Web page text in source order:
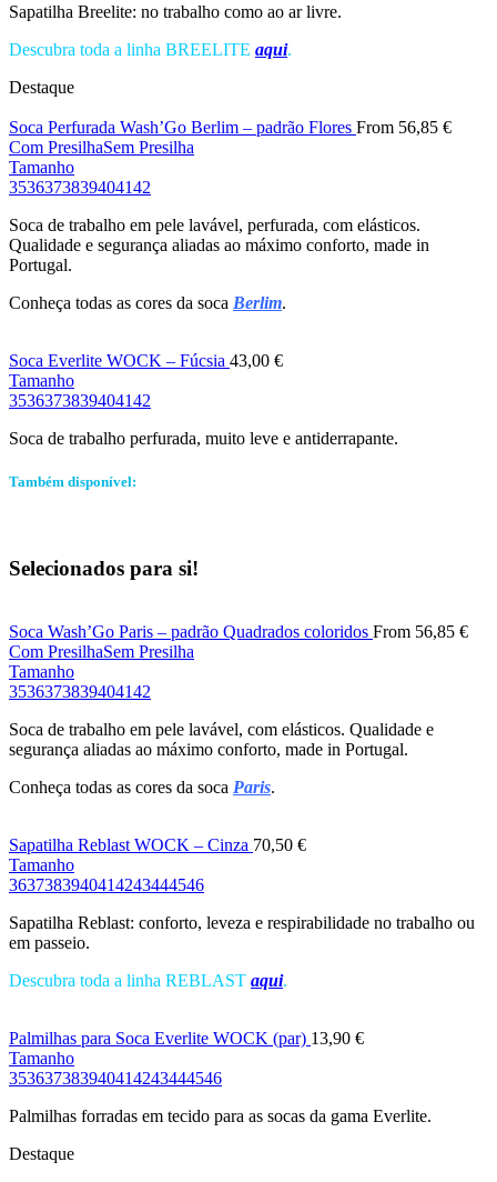
Sapatilha Breelite: no trabalho como ao ar livre.
Descubra toda a linha BREELITE aqui.
Destaque
Soca Perfurada Wash’Go Berlim – padrão Flores From 56,85 €
Com PresilhaSem Presilha
Tamanho
3536373839404142
Soca de trabalho em pele lavável, perfurada, com elásticos.
Qualidade e segurança aliadas ao máximo conforto, made in
Portugal.
Conheça todas as cores da soca Berlim.
Soca Everlite WOCK – Fúcsia 43,00 €
Tamanho
3536373839404142
Soca de trabalho perfurada, muito leve e antiderrapante.
Também disponível:
Selecionados para si!
Soca Wash’Go Paris – padrão Quadrados coloridos From 56,85 €
Com PresilhaSem Presilha
Tamanho
3536373839404142
Soca de trabalho em pele lavável, com elásticos. Qualidade e
segurança aliadas ao máximo conforto, made in Portugal.
Conheça todas as cores da soca Paris.
Sapatilha Reblast WOCK – Cinza 70,50 €
Tamanho
3637383940414243444546
Sapatilha Reblast: conforto, leveza e respirabilidade no trabalho ou
em passeio.
Descubra toda a linha REBLAST aqui.
Palmilhas para Soca Everlite WOCK (par) 13,90 €
Tamanho
353637383940414243444546
Palmilhas forradas em tecido para as socas da gama Everlite.
Destaque